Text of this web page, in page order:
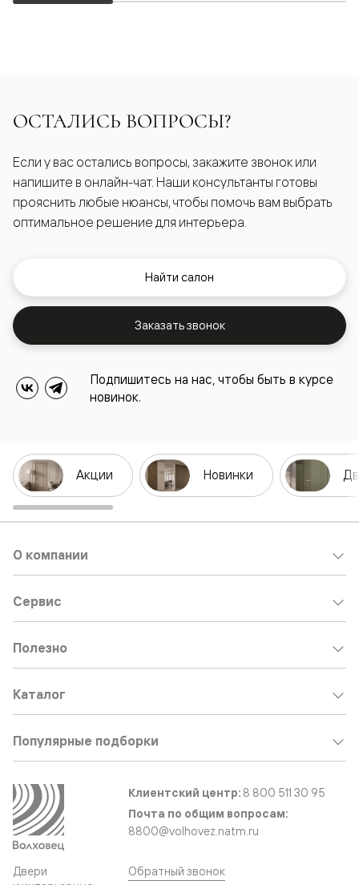
ОСТАЛИСЬ ВОПРОСЫ?
Если у вас остались вопросы, закажите звонок или
напишите в онлайн-чат. Наши консультанты готовы
прояснить любые нюансы, чтобы помочь вам выбрать
оптимальное решение для интерьера.
Найти салон
Заказать звонок
Подпишитесь на нас, чтобы быть в курсе
новинок.
Акции Новинки
Двери
О компании
Сервис
Полезно
Каталог
Популярные подборки
Клиентский центр: 8 800 511 30 95
Почта по общим вопросам:
8800@volhovez.natm.ru
Обратный звонок